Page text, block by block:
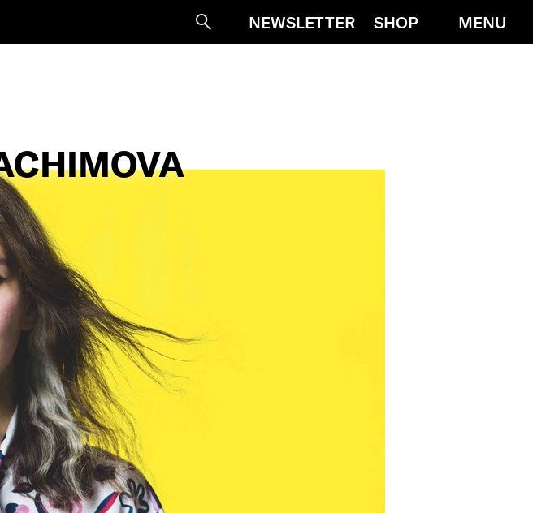
SucheNEWSLETTER SHOP MENU